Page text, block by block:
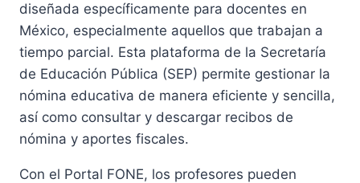
diseñada específicamente para docentes en
México, especialmente aquellos que trabajan a
tiempo parcial. Esta plataforma de la Secretaría
de Educación Pública (SEP) permite gestionar la
nómina educativa de manera eficiente y sencilla,
así como consultar y descargar recibos de
nómina y aportes fiscales.
Con el Portal FONE, los profesores pueden